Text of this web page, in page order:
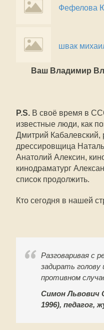
Фефелова
швак
Ваш Владимир
P.S. В своё время в
известные люди, как
Дмитрий
дрессировщица
Анатолий Алексин,
кинодраматург
список продолжить.
Кто сегодня в нашей
Разговаривая с
задирать
противном
Симон Львович
1996), педагог,